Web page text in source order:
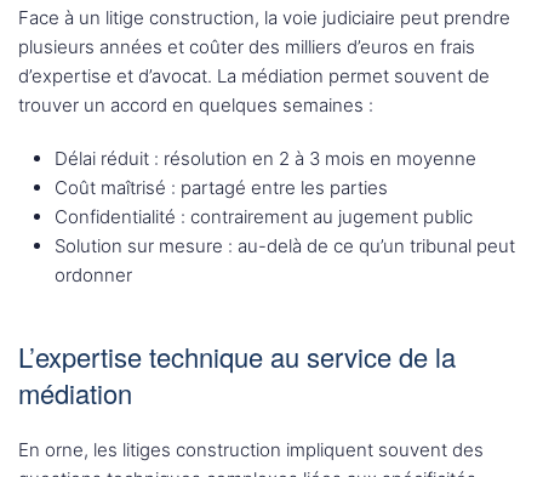
Face à un litige construction, la voie judiciaire peut prendre
plusieurs années et coûter des milliers d’euros en frais
d’expertise et d’avocat. La médiation permet souvent de
trouver un accord en quelques semaines :
Délai réduit : résolution en 2 à 3 mois en moyenne
Coût maîtrisé : partagé entre les parties
Confidentialité : contrairement au jugement public
Solution sur mesure : au-delà de ce qu’un tribunal peut
ordonner
L’expertise technique au service de la
médiation
En orne, les litiges construction impliquent souvent des